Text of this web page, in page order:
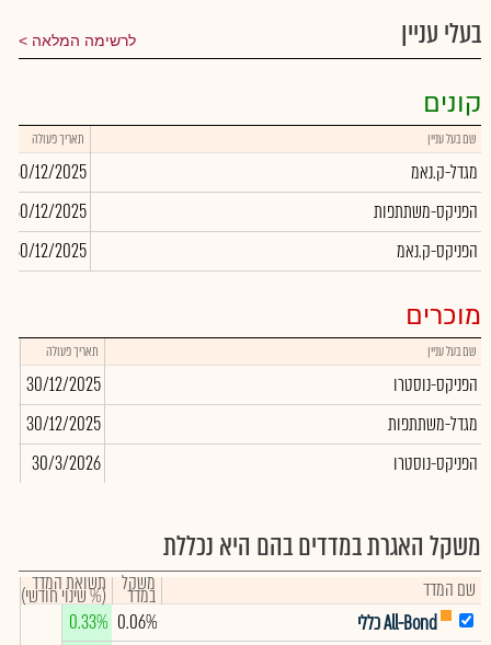
בעלי עניין לרשימה המלאה
קונים
שם בעל עניין תאריך פעולה
מגדל-ק.נאמ 30/12/2025
הפניקס-משתתפות
30/12/2025
הפניקס-ק.נאמ
30/12/2025
מוכרים
שם בעל עניין תאריך פעולה
הפניקס-נוסטרו 30/12/2025
מגדל-משתתפות
30/12/2025
הפניקס-נוסטרו
30/3/2026
משקל האגרת במדדים בהם היא נכללת
שם המדד משקל
במדד תשואת המדד
(% שינוי חודשי)
All-Bond כללי
0.06%
0.33%